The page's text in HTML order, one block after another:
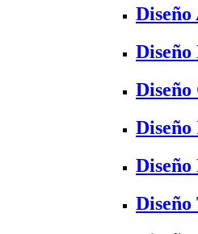
Diseño
Diseño
Diseño
Diseño
Diseño